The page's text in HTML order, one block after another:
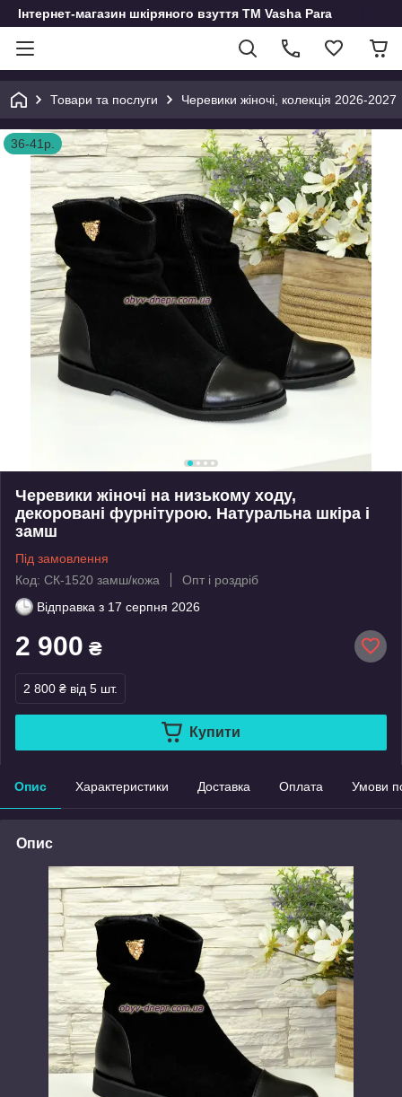
Інтернет-магазин шкіряного взуття ТМ Vasha Para
Товари та послуги Черевики жіночі, колекція 2026-2027
36-41р.
Черевики жіночі на низькому ходу,
декоровані фурнітурою. Натуральна шкіра і
замш
Під замовлення
Код: СК-1520 замш/кожа
Опт і роздріб
Відправка з 17 серпня 2026
2 900 ₴
2 800 ₴ від 5 шт.
Купити
Опис Характеристики Доставка Оплата Умови
Опис